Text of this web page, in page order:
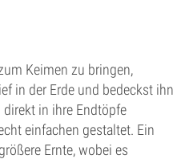
Keimen zu bringen,
in der Erde und bedeckst ihn
in ihre Endtöpfe
einfachen gestaltet. Ein
Ernte, wobei es